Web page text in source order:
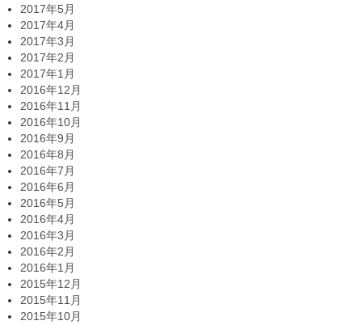
2017年5月
2017年4月
2017年3月
2017年2月
2017年1月
2016年12月
2016年11月
2016年10月
2016年9月
2016年8月
2016年7月
2016年6月
2016年5月
2016年4月
2016年3月
2016年2月
2016年1月
2015年12月
2015年11月
2015年10月